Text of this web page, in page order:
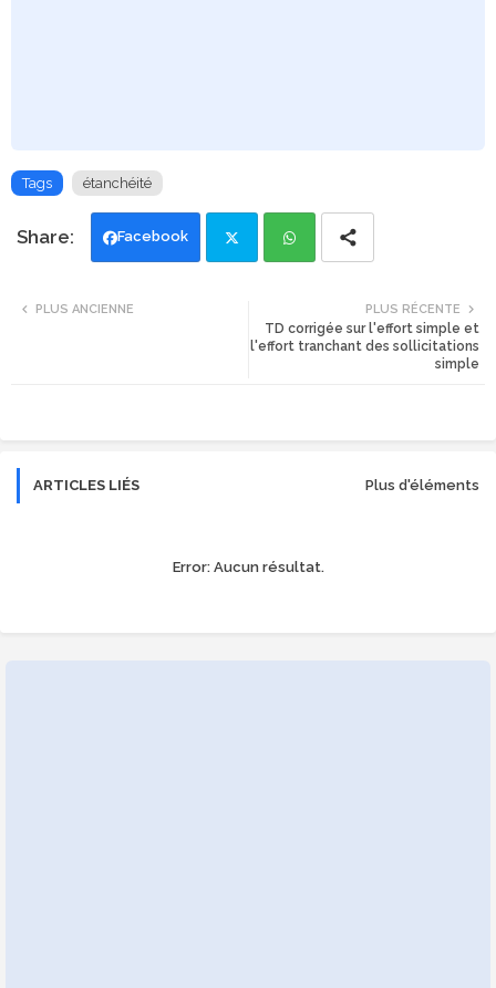
Tags étanchéité
Facebook
ats
PLUS RÉCENTE
TD corrigée sur l'effort simple et
l'effort tranchant des sollicitations
simple
PLUS ANCIENNE
ARTICLES LIÉS Plus d'éléments
Error:Aucun résultat.